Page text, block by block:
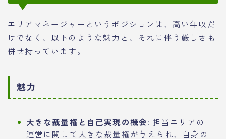
エリアマネージャーというポジションは、高い年収だ
けでなく、以下のような魅力と、それに伴う厳しさも
併せ持っています。
魅力
大きな裁量権と自己実現の機会: 担当エリアの
運営に関して大きな裁量権が与えられ、自身の